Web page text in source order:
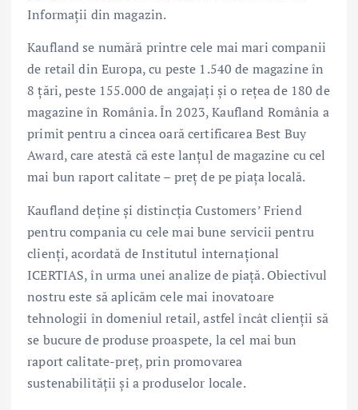
Informații din magazin.
Kaufland se numără printre cele mai mari companii
de retail din Europa, cu peste 1.540 de magazine în
8 țări, peste 155.000 de angajați și o rețea de 180 de
magazine în România. În 2023, Kaufland România a
primit pentru a cincea oară certificarea Best Buy
Award, care atestă că este lanțul de magazine cu cel
mai bun raport calitate – preț de pe piața locală.
Kaufland deține și distincția Customers’ Friend
pentru compania cu cele mai bune servicii pentru
clienți, acordată de Institutul internațional
ICERTIAS, în urma unei analize de piață. Obiectivul
nostru este să aplicăm cele mai inovatoare
tehnologii în domeniul retail, astfel încât clienții să
se bucure de produse proaspete, la cel mai bun
raport calitate-preț, prin promovarea
sustenabilității și a produselor locale.